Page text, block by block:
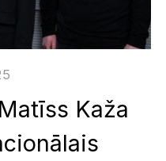
Kaža